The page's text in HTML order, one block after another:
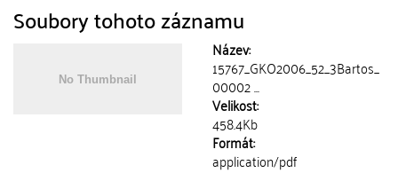
Soubory tohoto záznamu
Název:
15767_GKO2006_52_3Bartos_
00002 ...
Velikost:
458.4Kb
Formát:
application/pdf